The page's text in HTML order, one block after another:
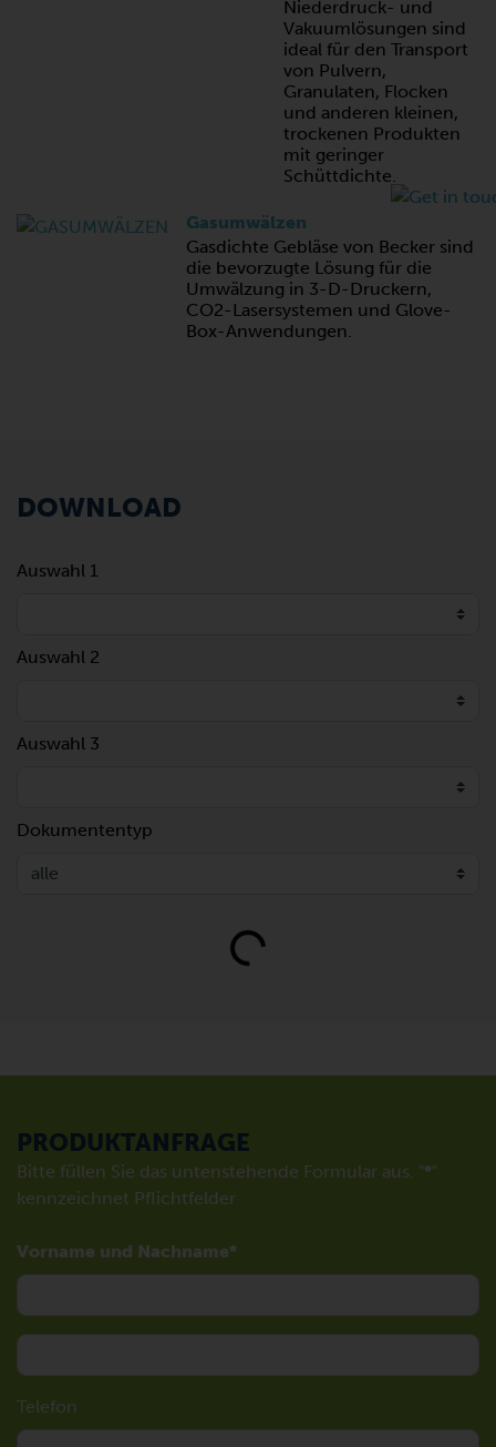
Niederdruck- und
Vakuumlösungen sind
ideal für den Transport
von Pulvern,
Granulaten, Flocken
und anderen kleinen,
trockenen Produkten
mit geringer
Schüttdichte.
Gasumwälzen
Gasdichte Gebläse von Becker sind
die bevorzugte Lösung für die
Umwälzung in 3-D-Druckern,
CO2-Lasersystemen und Glove-
Box-Anwendungen.
DOWNLOAD
Auswahl 1
Auswahl 2
Auswahl 3
Dokumententyp
Loading...
PRODUKTANFRAGE
Bitte füllen Sie das untenstehende Formular aus. "*"
kennzeichnet Pflichtfelder
Vorname und Nachname
Telefon